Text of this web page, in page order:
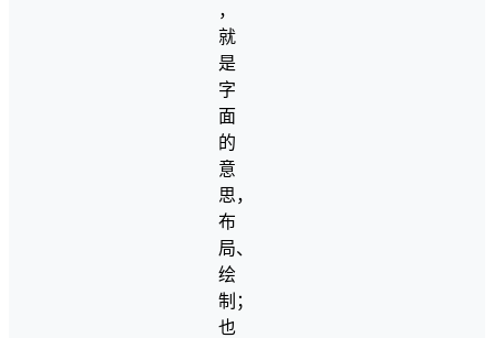
，
就
是
字
面
的
意
思，
布
局、
绘
制；
也